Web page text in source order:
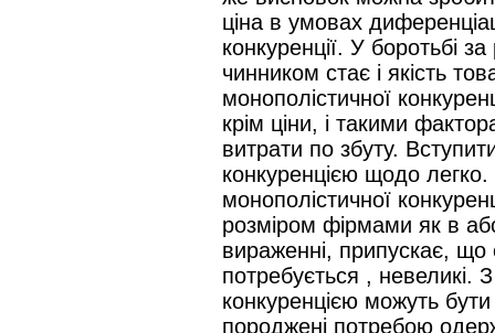
ціна в умовах
конкуренції. У боротьбі
чинником стає і якість
монополістичної
крім ціни, і такими
витрати по збуту.
конкуренцією щодо
монополістичної
розміром фірмами як в
вираженні, припускає,
потребується , невеликі.
конкуренцією можуть
породжені потребою